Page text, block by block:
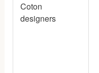
Coton
designers